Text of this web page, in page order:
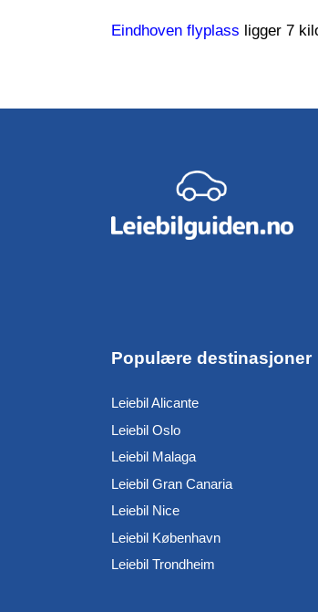
Eindhoven flyplass ligger 7
Populære destinasjoner
Leiebil Alicante
Leiebil Oslo
Leiebil Malaga
Leiebil Gran Canaria
Leiebil Nice
Leiebil København
Leiebil Trondheim